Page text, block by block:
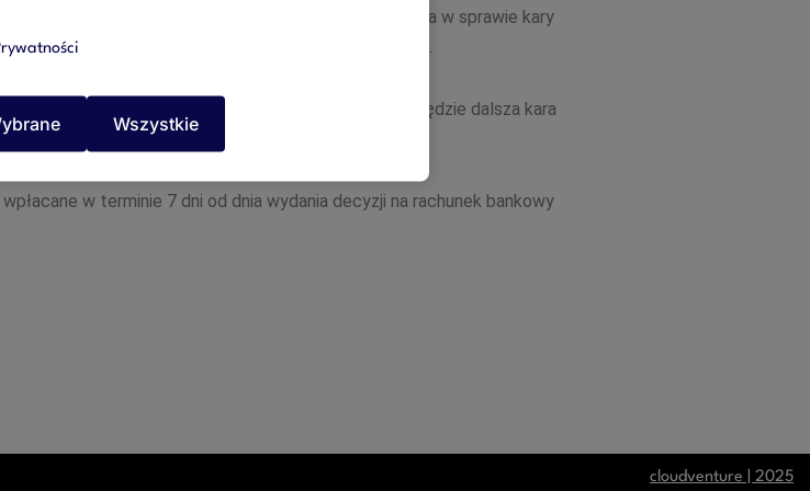
państwowy powiatowy inspektor sanitarny. Decyzja w sprawie kary
jej doręczenia. Decyzję tę doręcza się niezwłocznie.
obowiązków opisanych powyżej, wymierzana będzie dalsza kara
w terminie 7 dni od dnia wydania decyzji na rachunek bankowy
cloudventure | 2025
Wszystkie